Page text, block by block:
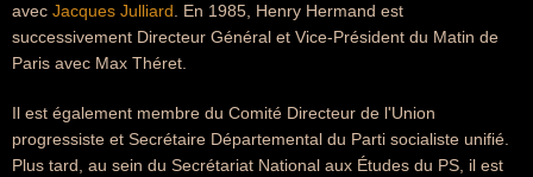
avec Jacques Julliard . En 1985, Henry Hermand est
successivement Directeur Général et Vice-Président du Matin de
Paris avec Max Théret.
Il est également membre du Comité Directeur de l'Union
progressiste et Secrétaire Départemental du Parti socialiste unifié.
Plus tard, au sein du Secrétariat National aux Études du PS, il est